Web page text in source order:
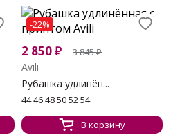
-22%
2 850₽ 3 845₽
Avili
Рубашка удлинён...
44 46 48 50 52 54
В корзину